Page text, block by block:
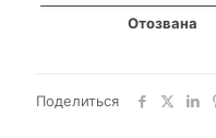
Отозвана
Поделиться